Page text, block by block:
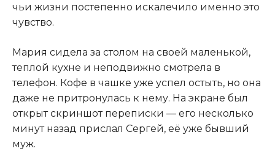
чьи жизни постепенно искалечило именно это
чувство.
Мария сидела за столом на своей маленькой,
теплой кухне и неподвижно смотрела в
телефон. Кофе в чашке уже успел остыть, но она
даже не притронулась к нему. На экране был
открыт скриншот переписки — его несколько
минут назад прислал Сергей, её уже бывший
муж.